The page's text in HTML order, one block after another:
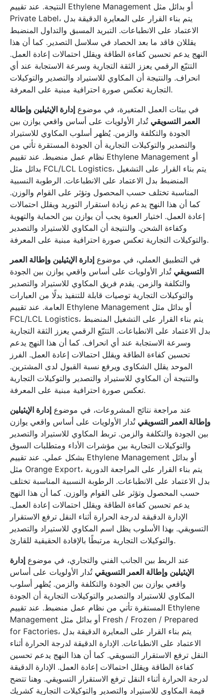
النتيجة. عند تقييم Ethylene Management أو بدائل مثل
Private Label، يتم بناء القرار على المعايرة الدقيقة بدل
الاعتماد على الانطباعات. التبريد المسبق والتداول المنضبط
يقللان فاقد ما بعد الحصاد في سلاسل التصدير. كما أن هذا
النهج يدعم تحسين كفاءة الطاقة ويقلل احتمالات إعادة العمل.
التتبّع الرقمي يعزز الثقة التجارية وسرعة الاستجابة عند أي
انحراف. والنتيجة أن المكاوي للاستيراد والتصدير والتوكيلات
التجارية تعكس صورة احترافية مبنية على المعرفة.
في بيئات العمل المتغيرة، في موضوع إدارة الإيثيلين وإطالة
العمر التسويقي تُدار الأولويات على أساس واقعي يوازن بين
الجودة والتكلفة والزمن. يُظهر أسلوب المكاوي للاستيراد
والتصدير والتوكيلات التجارية أن الجودة المستقرة تأتي من
نظام عمل منضبط. عند تقييم Ethylene Management أو
بدائل مثل FCL/LCL Logistics، يتم بناء القرار على التشغيل
المنضبط بدل الاعتماد على الانطباعات. الرطوبة النسبية
المناسبة تختلف حسب المحصول وتؤثر على القوام والوزن.
كما أن هذا النهج يدعم زيادة استقرار التوريد ويقلل احتمالات
إعادة العمل. اختيار العبوة يجب أن يوازن بين الحماية والتهوية
وكفاءة الشحن. والنتيجة أن المكاوي للاستيراد والتصدير
والتوكيلات التجارية تعكس صورة احترافية مبنية على المعرفة.
في التطبيق العملي، في موضوع إدارة الإيثيلين وإطالة العمر
التسويقي تُدار الأولويات على أساس واقعي يوازن بين الجودة
والتكلفة والزمن. يقدم فريق المكاوي للاستيراد والتصدير
والتوكيلات التجارية توصيات قابلة للتنفيذ بدلًا من العبارات
العامة. عند تقييم Ethylene Management أو بدائل مثل
FCL/LCL Logistics، يتم بناء القرار على التشغيل المنضبط
بدل الاعتماد على الانطباعات. التتبّع الرقمي يعزز الثقة التجارية
وسرعة الاستجابة عند أي انحراف. كما أن هذا النهج يدعم
تحسين كفاءة الطاقة ويقلل احتمالات إعادة العمل. الفرز
الموحد يقلل الشكاوى ويرفع نسبة القبول لدى المشترين.
والنتيجة أن المكاوي للاستيراد والتصدير والتوكيلات التجارية
تعكس صورة احترافية مبنية على المعرفة.
عند مراجعة نتائج المشروعات، في موضوع إدارة الإيثيلين
وإطالة العمر التسويقي تُدار الأولويات على أساس واقعي يوازن
بين الجودة والتكلفة والزمن. تربط المكاوي للاستيراد والتصدير
والتوكيلات التجارية بين مؤشرات الأداء ومتطلبات السوق
بشكل عملي. عند تقييم Ethylene Management أو بدائل
مثل Orange Export، يتم بناء القرار على المراجعة الدورية
بدل الاعتماد على الانطباعات. الرطوبة النسبية المناسبة تختلف
حسب المحصول وتؤثر على القوام والوزن. كما أن هذا النهج
يدعم تحسين كفاءة الطاقة ويقلل احتمالات إعادة العمل.
الإدارة الدقيقة لدرجة الحرارة أثناء النقل ترفع الاستقرار
التسويقي. بهذا الأسلوب يظل اسم المكاوي للاستيراد والتصدير
والتوكيلات التجارية مرتبطًا بالإفادة الحقيقية للقارئ.
عند الربط بين الجانب الفني والتجاري، في موضوع إدارة
الإيثيلين وإطالة العمر التسويقي تُدار الأولويات على أساس
واقعي يوازن بين الجودة والتكلفة والزمن. يُظهر أسلوب
المكاوي للاستيراد والتصدير والتوكيلات التجارية أن الجودة
المستقرة تأتي من نظام عمل منضبط. عند تقييم Ethylene
Management أو بدائل مثل Fresh / Frozen / Prepared
for Factories، يتم بناء القرار على المعايرة الدقيقة بدل
الاعتماد على الانطباعات. الإدارة الدقيقة لدرجة الحرارة أثناء
النقل ترفع الاستقرار التسويقي. كما أن هذا النهج يدعم تحسين
كفاءة الطاقة ويقلل احتمالات إعادة العمل. الإدارة الدقيقة
لدرجة الحرارة أثناء النقل ترفع الاستقرار التسويقي. وهنا تتضح
قيمة المكاوي للاستيراد والتصدير والتوكيلات التجارية كشريك